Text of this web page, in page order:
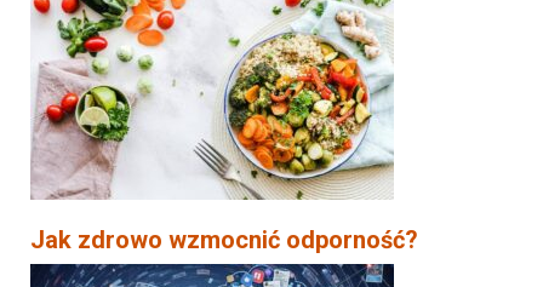
Jak zdrowo wzmocnić odporność?